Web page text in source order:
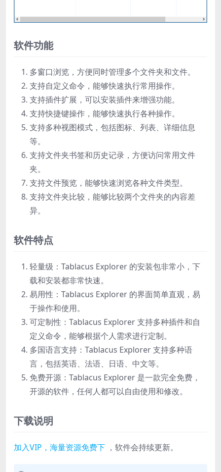
软件功能
多窗口浏览，方便同时管理多个文件夹和文件。
支持自定义命令，能够快速执行常用操作。
支持插件扩展，可以安装插件来增强功能。
支持快捷键操作，能够快速执行各种操作。
支持多种视图模式，包括图标、列表、详细信息
等。
支持文件夹书签和历史记录，方便访问常用文件
夹。
支持文件预览，能够快速浏览各种文件类型。
支持文件夹比较，能够比较两个文件夹的内容差
异。
软件特点
轻量级：Tablacus Explorer 的安装包非常小，下
载和安装都非常快速。
易用性：Tablacus Explorer 的界面简单直观，易
于操作和使用。
可定制性：Tablacus Explorer 支持多种插件和自
定义命令，能够根据个人需求进行定制。
多国语言支持：Tablacus Explorer 支持多种语
言，包括英语、法语、日语、中文等。
免费开源：Tablacus Explorer 是一款完全免费，
开源的软件，任何人都可以自由使用和修改。
下载说明
加入VIP，海量资源免费下 ，软件会持续更新。